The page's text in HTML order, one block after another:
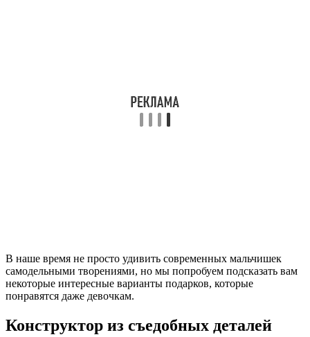
В наше время не просто удивить современных мальчишек
самодельными творениями, но мы попробуем подсказать вам
некоторые интересные варианты подарков, которые
понравятся даже девочкам.
Конструктор из съедобных деталей